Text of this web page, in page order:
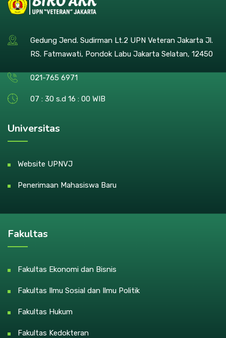
Gedung Jend. Sudirman Lt.2 UPN Veteran Jakarta Jl.
RS. Fatmawati, Pondok Labu Jakarta Selatan, 12450
021-765 6971
07 : 30 s.d 16 : 00 WIB
Universitas
Website UPNVJ
Penerimaan Mahasiswa Baru
Fakultas
Fakultas Ekonomi dan Bisnis
Fakultas Ilmu Sosial dan Ilmu Politik
Fakultas Hukum
Fakultas Kedokteran